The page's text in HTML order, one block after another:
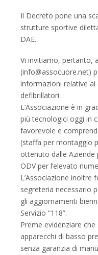
Il Decreto pone una
strutture sportive
DAE.
Vi invitiamo, pertanto,
(info@assocuore.net)
informazioni relative ai
defibrillatori .
L’Associazione è in
più tecnologici oggi in
favorevole e
(staffa per montaggio
ottenuto dalle Aziende
ODV per l’elevato
L’Associazione inoltre
segreteria necessario
gli aggiornamenti
Servizio “118”.
Preme evidenziare che
apparecchi di basso
senza garanzia di